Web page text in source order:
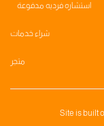
استشاره فرديه مدفوعة
شراء خدمات
متجر
Site is built